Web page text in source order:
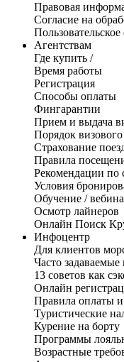
Правовая
Согласие на
Агентствам
Где купить /
Время работы
Регистрация
Способы оплаты
Фингарантии
Прием и выдача
Порядок
Страхование
Правила
Рекомендации по
Условия
Обучение /
Осмотр лайнеров
Онлайн Поиск
Инфоцентр
Для клиентов
Часто
13 советов как
Онлайн
Правила оплаты
Туристические
Курение на борту
Программы
Возрастные